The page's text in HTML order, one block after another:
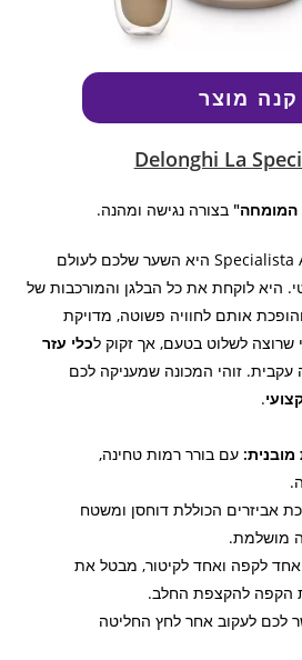
קנה מוצר
Delonghi La
המומחה" בצורה נגישה ומהנה.
ה-Specialista Arte היא השער שלכם לעולם
היא לוקחת את כל הבלגן והמורכבות של
אותם לחוויה פשוטה, מדויקת
שרוצה לשלוט בטעם, אך זקוק לכלי עזר
עקבית. זוהי המכונה שמעניקה לכם
.
עם בורר רמות טחינה,
אביזרים הכוללת דוחסן ומשטח
מושלמת.
אחד לקפה ואחד לקיטור, מבטל את
הקפה להקצפת החלב.
לכם לעקוב אחר לחץ החליטה